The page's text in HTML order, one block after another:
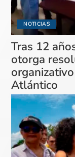
NOTICIAS
Tras 12
otorga
Atlántico